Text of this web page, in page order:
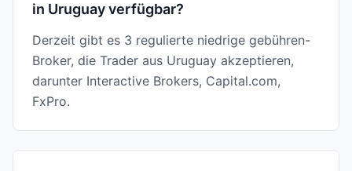
in Uruguay verfügbar?
Derzeit gibt es 3 regulierte niedrige gebühren-
Broker, die Trader aus Uruguay akzeptieren,
darunter Interactive Brokers, Capital.com,
FxPro.